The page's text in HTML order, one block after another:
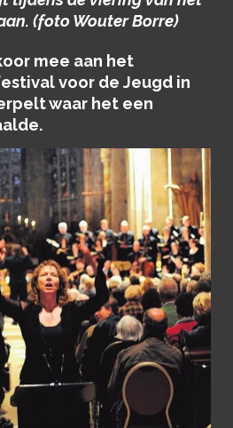
(foto Wouter Borre)
mee aan het
voor de Jeugd in
waar het een